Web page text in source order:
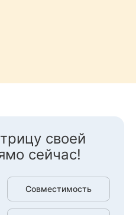
своей
сейчас!
Совместимость